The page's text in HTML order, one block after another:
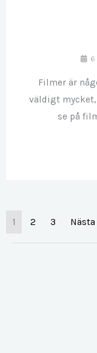
6
Filmer är
väldigt
se på
1 2 3